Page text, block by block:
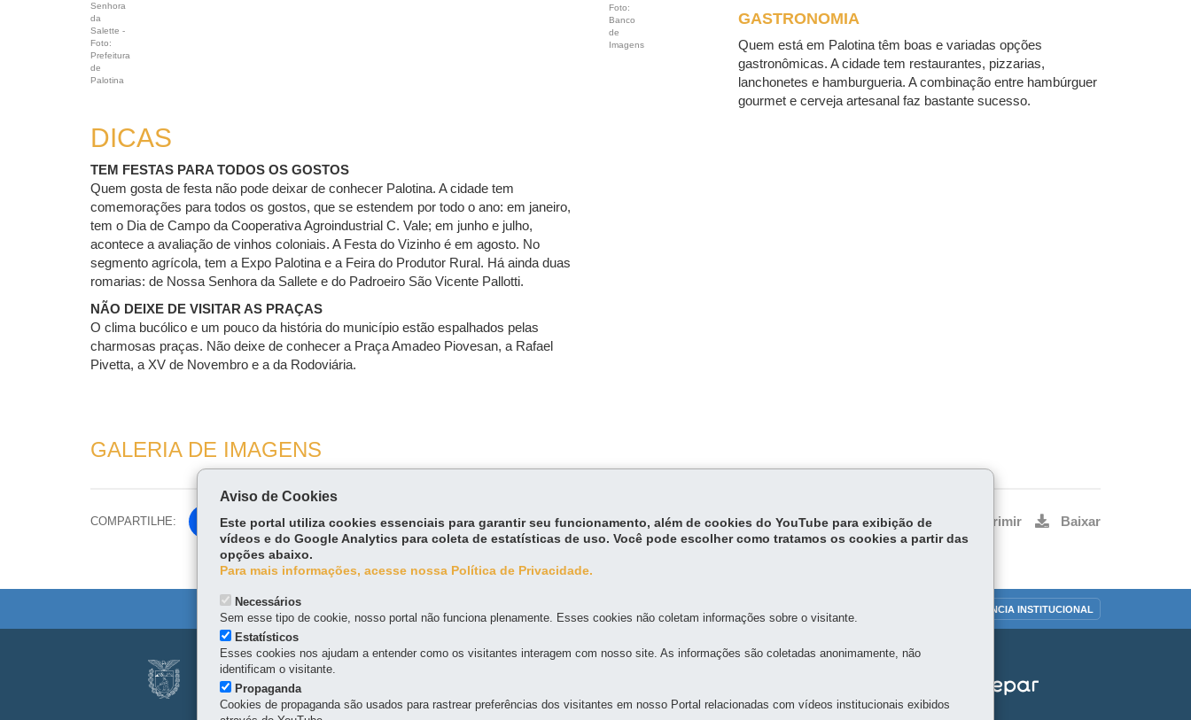
Senhora
da
Salette -
Foto:
Prefeitura
de
Palotina
DICAS
TEM FESTAS PARA TODOS OS GOSTOS
Quem gosta de festa não pode deixar de conhecer Palotina. A cidade tem
comemorações para todos os gostos, que se estendem por todo o ano: em janeiro,
tem o Dia de Campo da Cooperativa Agroindustrial C. Vale; em junho e julho,
acontece a avaliação de vinhos coloniais. A Festa do Vizinho é em agosto. No
segmento agrícola, tem a Expo Palotina e a Feira do Produtor Rural. Há ainda duas
romarias: de Nossa Senhora da Sallete e do Padroeiro São Vicente Pallotti.
NÃO DEIXE DE VISITAR AS PRAÇAS
O clima bucólico e um pouco da história do município estão espalhados pelas
charmosas praças. Não deixe de conhecer a Praça Amadeo Piovesan, a Rafael
Pivetta, a XV de Novembro e a da Rodoviária.
Foto:
Banco
de
Imagens
GASTRONOMIA
Quem está em Palotina têm boas e variadas opções
gastronômicas. A cidade tem restaurantes, pizzarias,
lanchonetes e hamburgueria. A combinação entre hambúrguer
gourmet e cerveja artesanal faz bastante sucesso.
GALERIA DE IMAGENS
COMPARTILHE:
Fa
ce
bo
Tw
itt
er
Voltar Início Imprimir Baixar
TRANSPARÊNCIA INSTITUCIONAL
Navegação
principal
SERVIÇO SOCIAL AUTÔNOMO VIAJE PARANÁ
Alameda Júlia da Costa, 64 - São Francisco
Aviso de Cookies
Este portal utiliza cookies essenciais para garantir seu funcionamento, além de cookies do YouTube para exibição de
vídeos e do Google Analytics para coleta de estatísticas de uso. Você pode escolher como tratamos os cookies a partir das
opções abaixo.
Para mais informações, acesse nossa Política de Privacidade.
Necessários
Sem esse tipo de cookie, nosso portal não funciona plenamente. Esses cookies não coletam informações sobre o visitante.
Estatísticos
Esses cookies nos ajudam a entender como os visitantes interagem com nosso site. As informações são coletadas anonimamente, não
identificam o visitante.
Propaganda
Cookies de propaganda são usados para rastrear preferências dos visitantes em nosso Portal relacionadas com vídeos institucionais exibidos